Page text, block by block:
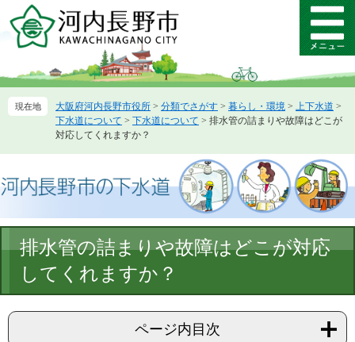
ー
先
ニ
を
文
へ
メ
ニ
ー
大阪府河内長野市役所 > 分類でさがす > 暮らし・環境 > 上下水道 >
下水道について > 下水道について > 排水管の詰まりや故障はどこが
対応してくれますか？
文
排水管の詰まりや故障はどこが対応
してくれますか？
ページ内目次